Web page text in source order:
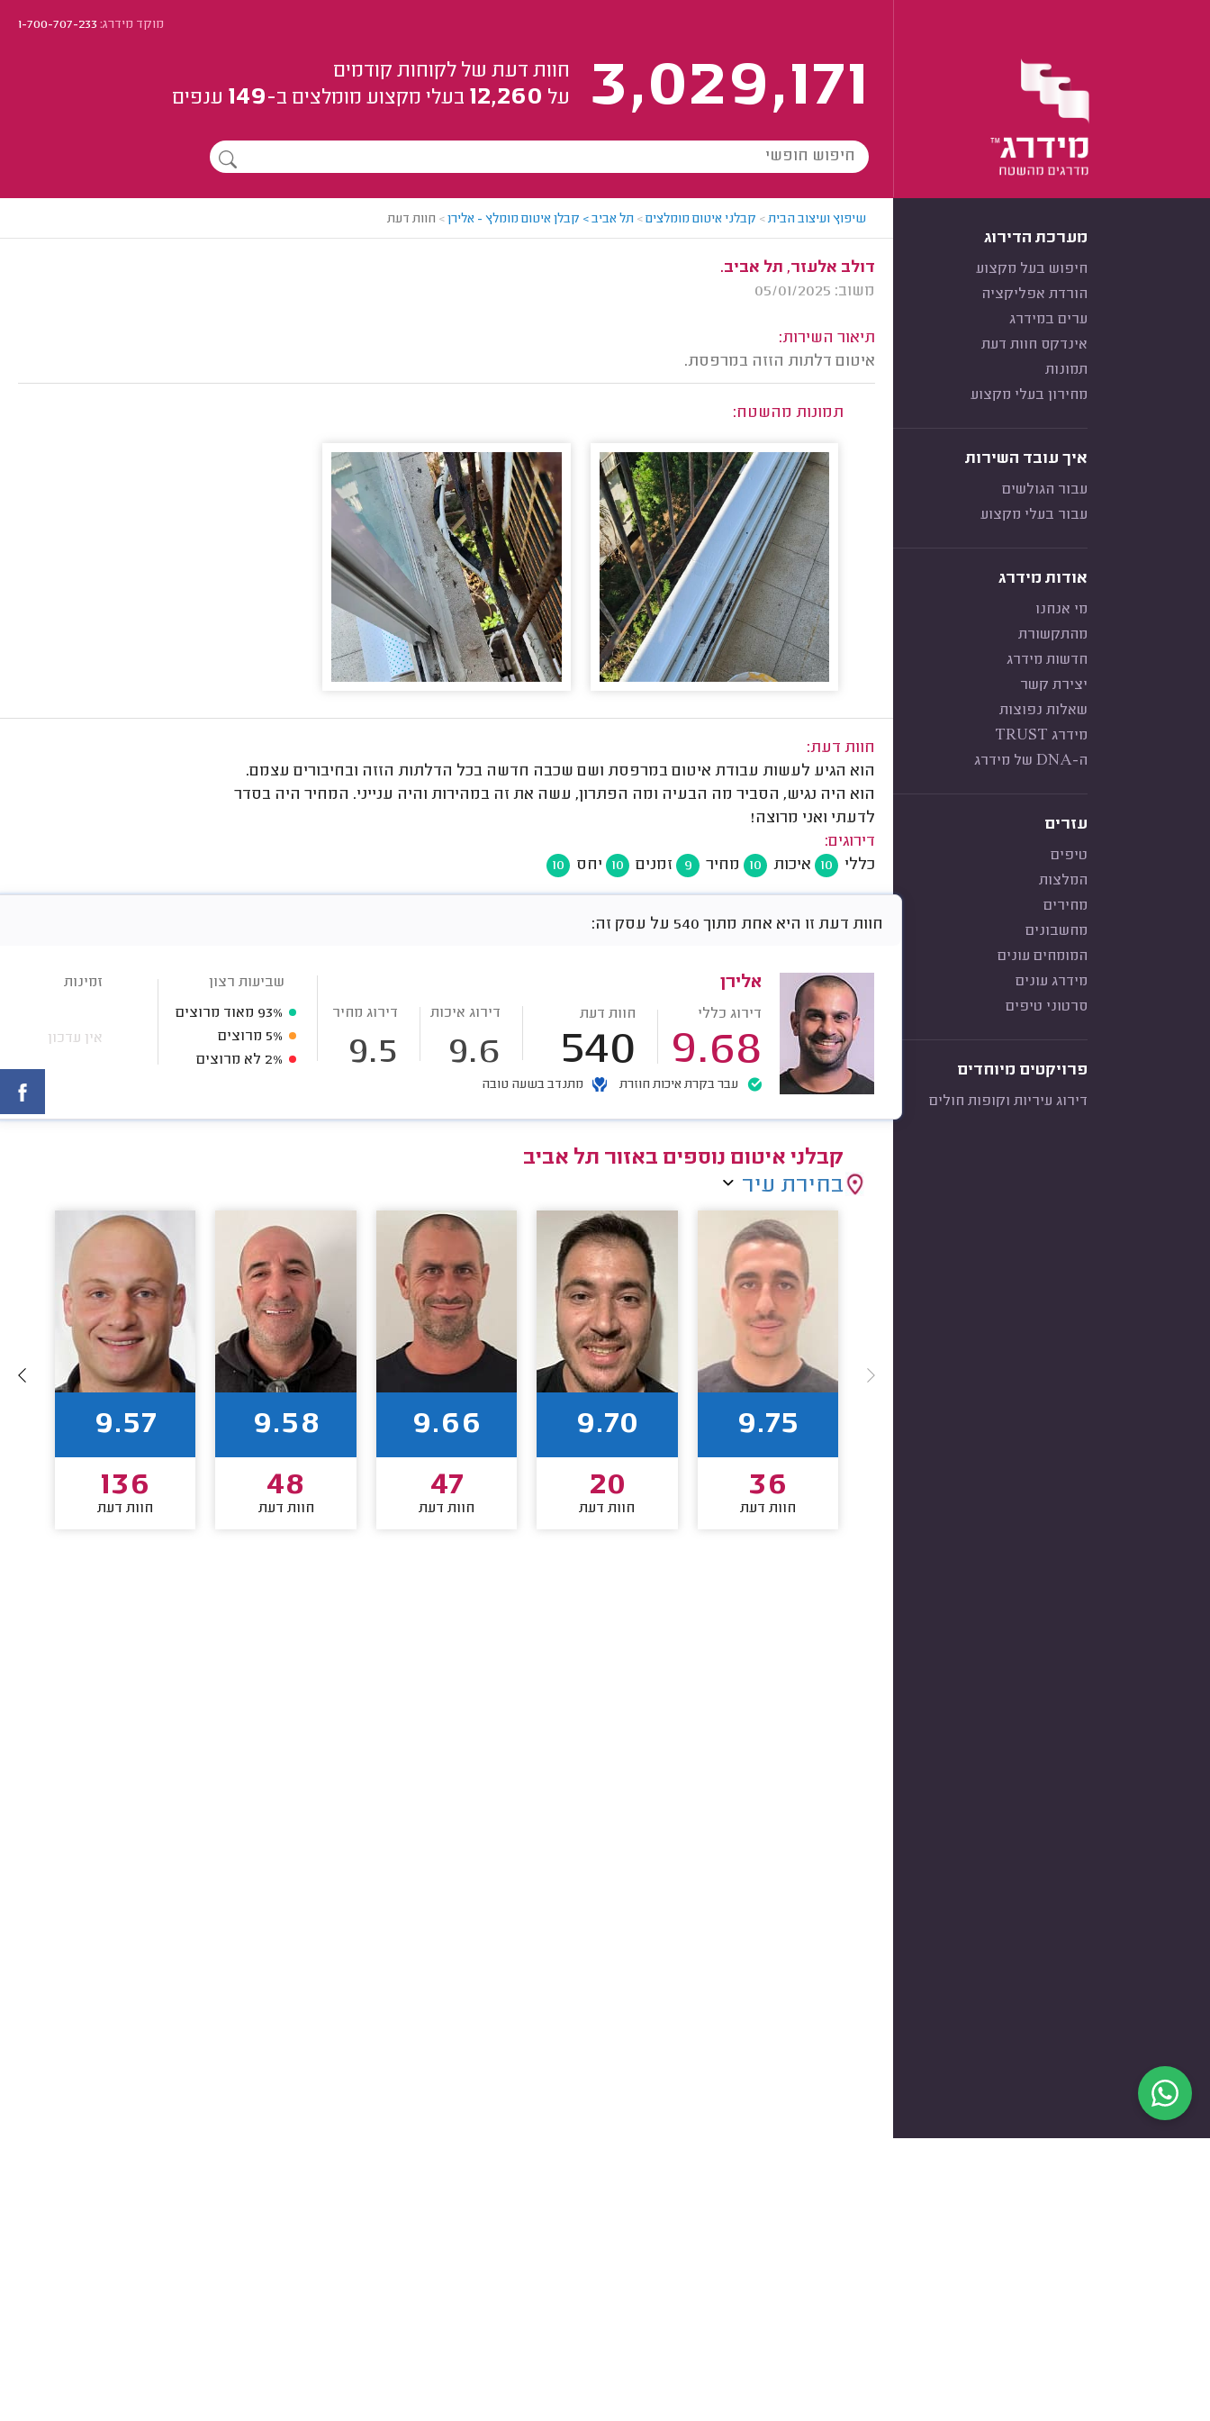
מוקד מידרג:1-700-707-233
3,029,171
חוות דעת של לקוחות קודמים
על 12,260 בעלי מקצוע מומלצים ב-149 ענפים
מערכת הדירוג
חיפוש בעל מקצוע
הורדת אפליקציה
ערים במידרג
אינדקס חוות דעת
תמונות
מחירון בעלי מקצוע
איך עובד השירות
עבור הגולשים
עבור בעלי מקצוע
אודות מידרג
מי אנחנו
מהתקשורת
חדשות מידרג
יצירת קשר
שאלות נפוצות
מידרג TRUST
ה-DNA של מידרג
עזרים
טיפים
המלצות
מחירים
מחשבונים
המומחים עונים
מידרג עונים
סרטוני טיפים
פרויקטים מיוחדים
דירוג עיריות וקופות חולים
שיפוץ ועיצוב הבית> קבלני איטום מומלצים> תל אביב > קבלן איטום מומלץ - אלירן> חוות דעת
דולב אלעזר, תל אביב.
משוב: 05/01/2025
תיאור השירות:
איטום דלתות הזזה במרפסת.
תמונות מהשטח:
חוות דעת:
הוא הגיע לעשות עבודת איטום במרפסת ושם שכבה חדשה בכל הדלתות הזזה ובחיבורים עצמם.
הוא היה נגיש, הסביר מה הבעיה ומה הפתרון, עשה את זה במהירות והיה ענייני. המחיר היה בסדר
לדעתי ואני מרוצה!
דירוגים:
כללי
10 איכות 10 מחיר 9 זמנים 10 יחס 10
חוות דעת זו היא אחת מתוך 540 על עסק זה:
אלירן
דירוג כללי
9.68
חוות דעת
540
דירוג איכות
9.6
דירוג מחיר
9.5
עבר בקרת איכות חוזרת מתנדב בשעה טובה
שביעות רצון
93% מאוד מרוצים
5% מרוצים
2% לא מרוצים
זמינות
אין עדכון
קבלני איטום נוספים באזור תל אביב
בחירת עיר
9.75
36
חוות דעת
9.70
20
חוות דעת
9.66
47
חוות דעת
9.58
48
חוות דעת
9.57
136
חוות דעת